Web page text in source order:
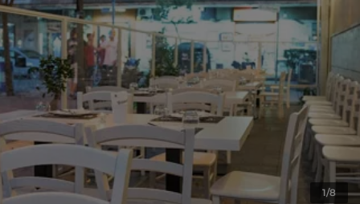
1/8